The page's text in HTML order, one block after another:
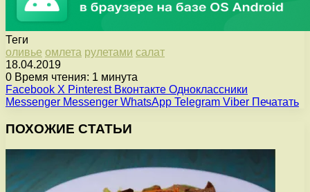
Теги
оливье омлета рулетами салат
18.04.2019
0 Время чтения: 1 минута
Facebook X Pinterest Вконтакте Одноклассники
Messenger Messenger WhatsApp Telegram Viber Печатать
ПОХОЖИЕ СТАТЬИ